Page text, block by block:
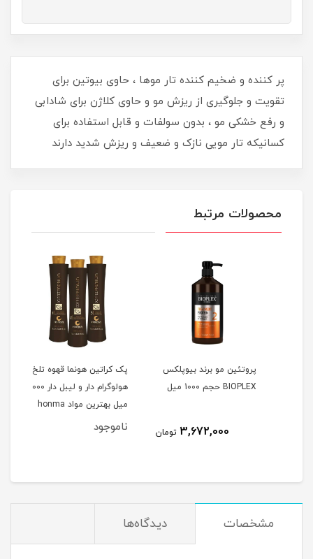
پر کننده و ضخیم کننده تار موها ، حاوی بیوتین برای
تقویت و جلوگیری از ریزش مو و حاوی کلاژن برای شادابی
و رفع خشکی مو ، بدون سولفات و قابل استفاده برای
کسانیکه تار مویی نازک و ضعیف و ریزش شدید دارند
محصولات مرتبط
پروتئین مو برند بیوپلکس
BIOPLEX حجم 1000 میل
3,672,000 تومان
پک کراتین هونما قهوه تلخ
هولوگرام دار و لیبل دار 1000
میل بهترین مواد honma
ناموجود
مشخصات دیدگاه‌ها